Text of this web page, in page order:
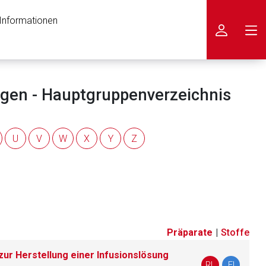
- Hauptgruppenverzeichnis
U V W X Y Z
Präparate | Stoffe
Herstellung einer Infusionslösung